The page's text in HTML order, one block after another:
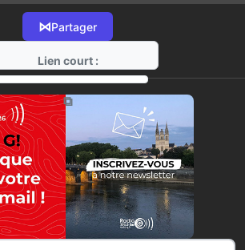
⋈Partager
Lien court :
https://radio-g.fr?14019
⧉